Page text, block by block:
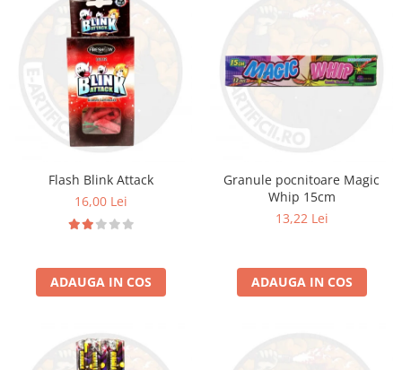
Flash Blink Attack
16,00 Lei
ADAUGA IN COS
Granule pocnitoare Magic
Whip 15cm
13,22 Lei
ADAUGA IN COS